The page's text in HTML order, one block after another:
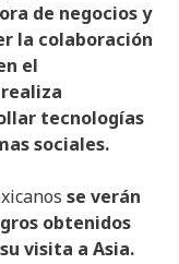
de negocios y
la colaboración
el
tecnologías
sociales.
se verán
obtenidos
visita a Asia.